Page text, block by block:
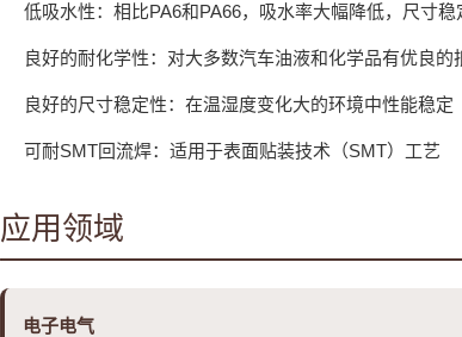
低吸水性：相比PA6和PA66，吸水率大幅降低，尺寸稳
良好的耐化学性：对大多数汽车油液和化学品有优良的
良好的尺寸稳定性：在温湿度变化大的环境中性能稳定
可耐SMT回流焊：适用于表面贴装技术（SMT）工艺
应用领域
电子电气